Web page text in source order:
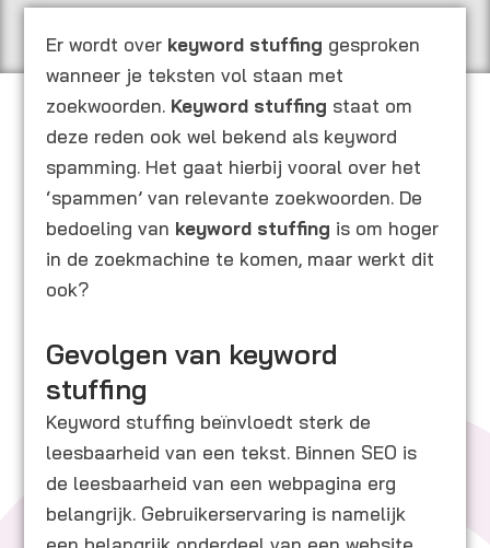
Er wordt over keyword stuffing gesproken
wanneer je teksten vol staan met
zoekwoorden. Keyword stuffing staat om
deze reden ook wel bekend als keyword
spamming. Het gaat hierbij vooral over het
‘spammen’ van relevante zoekwoorden. De
bedoeling van keyword stuffing is om hoger
in de zoekmachine te komen, maar werkt dit
ook?
Gevolgen van keyword
stuffing
Keyword stuffing beïnvloedt sterk de
leesbaarheid van een tekst. Binnen SEO is
de leesbaarheid van een webpagina erg
belangrijk. Gebruikerservaring is namelijk